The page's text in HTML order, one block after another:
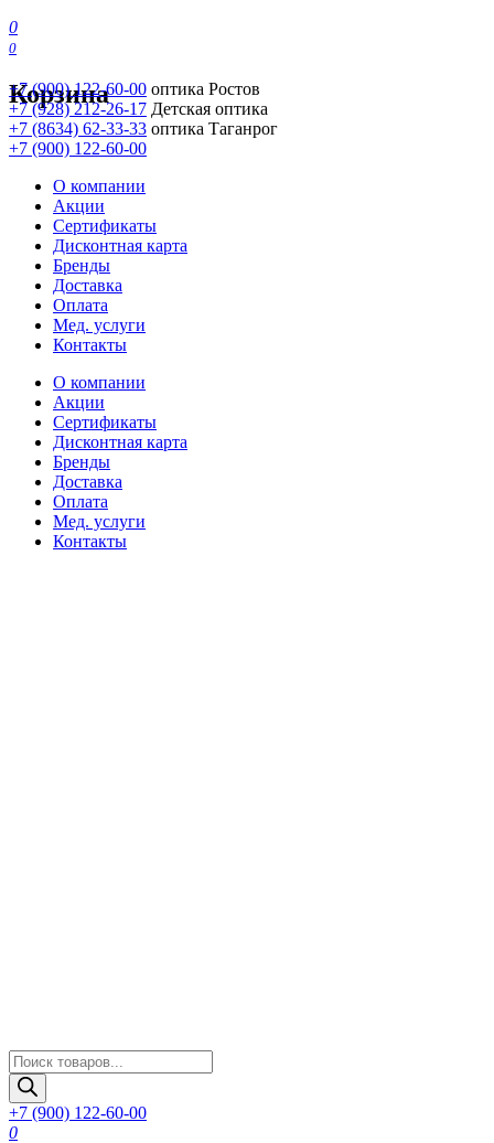
0
0
Корзина
+7 (900) 122-60-00 оптика Ростов
+7 (928) 212-26-17 Детская оптика
+7 (8634) 62-33-33 оптика Таганрог
+7 (900) 122-60-00
О компании
Акции
Сертификаты
Дисконтная карта
Бренды
Доставка
Оплата
Мед. услуги
Контакты
О компании
Акции
Сертификаты
Дисконтная карта
Бренды
Доставка
Оплата
Мед. услуги
Контакты
Поиск
товаров
+7 (900) 122-60-00
0